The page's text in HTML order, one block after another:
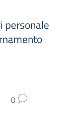
personale
0